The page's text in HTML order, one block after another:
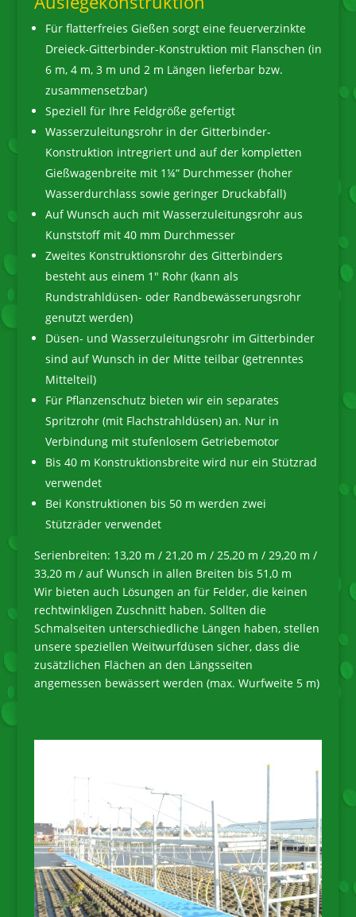
Für flatterfreies Gießen sorgt eine feuerverzinkte
Dreieck-Gitterbinder-Konstruktion mit Flanschen (in
6 m, 4 m, 3 m und 2 m Längen lieferbar bzw.
zusammensetzbar)
Speziell für Ihre Feldgröße gefertigt
Wasserzuleitungsrohr in der Gitterbinder-
Konstruktion intregriert und auf der kompletten
Gießwagenbreite mit 1¼“ Durchmesser (hoher
Wasserdurchlass sowie geringer Druckabfall)
Auf Wunsch auch mit Wasserzuleitungsrohr aus
Kunststoff mit 40 mm Durchmesser
Zweites Konstruktionsrohr des Gitterbinders
besteht aus einem 1″ Rohr (kann als
Rundstrahldüsen- oder Randbewässerungsrohr
genutzt werden)
Düsen- und Wasserzuleitungsrohr im Gitterbinder
sind auf Wunsch in der Mitte teilbar (getrenntes
Mittelteil)
Für Pflanzenschutz bieten wir ein separates
Spritzrohr (mit Flachstrahldüsen) an. Nur in
Verbindung mit stufenlosem Getriebemotor
Bis 40 m Konstruktionsbreite wird nur ein Stützrad
verwendet
Bei Konstruktionen bis 50 m werden zwei
Stützräder verwendet
Serienbreiten: 13,20 m / 21,20 m / 25,20 m / 29,20 m /
33,20 m / auf Wunsch in allen Breiten bis 51,0 m
Wir bieten auch Lösungen an für Felder, die keinen
rechtwinkligen Zuschnitt haben. Sollten die
Schmalseiten unterschiedliche Längen haben, stellen
unsere speziellen Weitwurfdüsen sicher, dass die
zusätzlichen Flächen an den Längsseiten
angemessen bewässert werden (max. Wurfweite 5 m)